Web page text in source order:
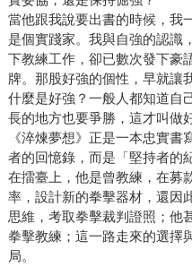
當他跟我說要出書的時候，我
是個實踐家。我與自強的認識
下教練工作，卻已數次發下豪
牌。那股好強的個性，早就讓
什麼是好強？一般人都知道自
長的地方也要爭勝，這才叫做
《淬煉夢想》正是一本忠實書
者的回憶錄，而是「堅持者的
在擂臺上，他是曾教練，在募
率，設計新的拳擊器材，還因
思維，考取拳擊裁判證照；他
拳擊教練；這一路走來的選擇
局。